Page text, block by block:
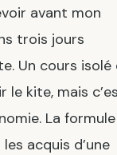
avant mon
trois jours
Un cours isolé
le kite, mais
La formule
acquis d’une